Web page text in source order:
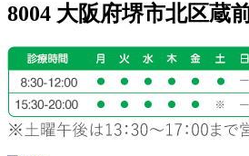
8004 大阪府堺市北区蔵